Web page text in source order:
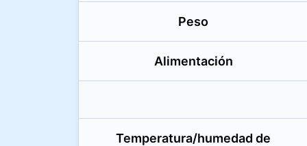
Peso
Alimentación
Temperatura/humedad de